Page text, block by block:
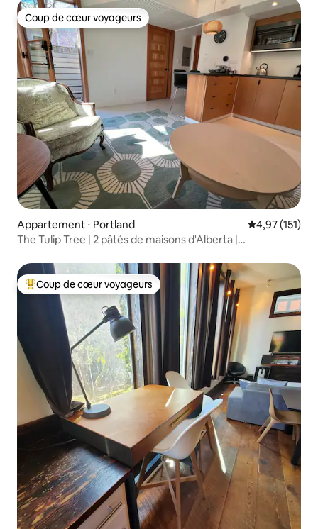
Coup de cœur voyageurs
Coup de cœur voyageurs
Appartement ⋅ Portland Évaluation
4,97 (151)
The Tulip Tree | 2 pâtés de maisons d'Alberta |
Coups de cœur voyageurs les plus appréciés
Coup de cœur voyageurs